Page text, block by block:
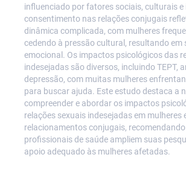
influenciado por fatores sociais, culturais e
consentimento nas relações conjugais
dinâmica complicada, com mulheres
cedendo à pressão cultural, resultando em
emocional. Os impactos psicológicos das
indesejadas são diversos, incluindo TEPT,
depressão, com muitas mulheres
para buscar ajuda. Este estudo destaca a
compreender e abordar os impactos
relações sexuais indesejadas em mulheres
relacionamentos conjugais,
profissionais de saúde ampliem suas
apoio adequado às mulheres afetadas.